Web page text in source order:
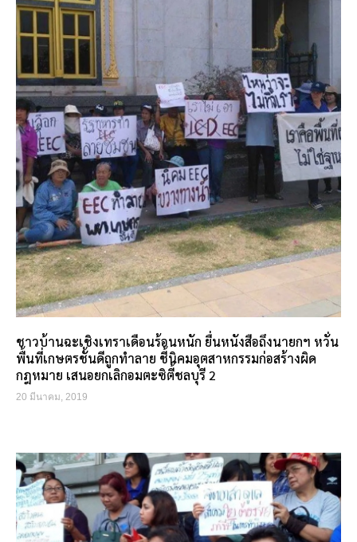
ชาวบ้านฉะเชิงเทราเดือนร้อนหนัก ยื่นหนังสือถึงนายกฯ หวั่น
พื้นที่เกษตรชั้นดีถูกทำลาย ชี้นิคมอุตสาหกรรมก่อสร้างผิด
กฎหมาย เสนอยกเลิกอมตะซิตี้ชลบุรี 2
20 มีนาคม, 2019